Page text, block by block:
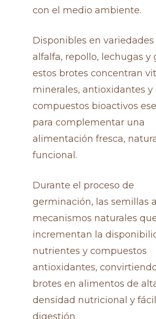
con el medio ambiente.
Disponibles en
alfalfa, repollo, lechugas y
estos brotes concentran
minerales, antioxidantes y
compuestos bioactivos
para complementar una
alimentación fresca,
funcional.
Durante el proceso de
germinación, las semillas
mecanismos naturales
incrementan la
nutrientes y compuestos
antioxidantes,
brotes en alimentos de
densidad nutricional y fácil
digestión.